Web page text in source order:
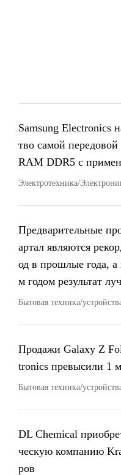
Samsung Electronics
тво самой
RAM DDR5 с
Электротехника/
Предварительные
артал являются
од в прошлые года,
м годом результат
Бытовая техника/
Продажи Galaxy Z
tronics превысили 1
Бытовая техника/
DL Chemical
ческую компанию
ров